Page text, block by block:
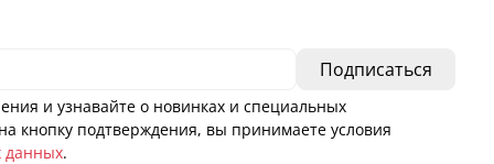
и узнавайте о новинках и специальных
кнопку подтверждения, вы принимаете условия
данных.